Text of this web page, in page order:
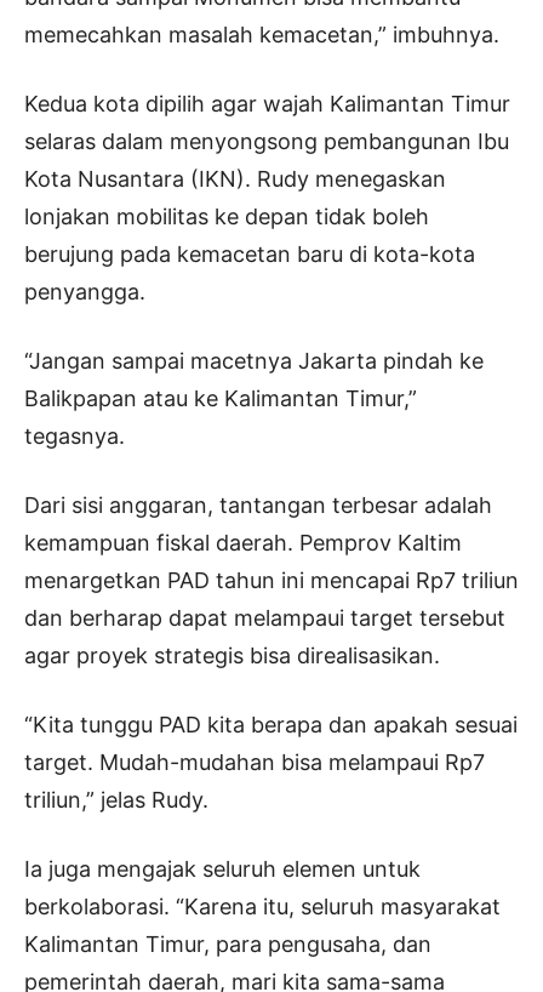
memecahkan masalah kemacetan,” imbuhnya.
Kedua kota dipilih agar wajah Kalimantan Timur
selaras dalam menyongsong pembangunan Ibu
Kota Nusantara (IKN). Rudy menegaskan
lonjakan mobilitas ke depan tidak boleh
berujung pada kemacetan baru di kota-kota
penyangga.
“Jangan sampai macetnya Jakarta pindah ke
Balikpapan atau ke Kalimantan Timur,”
tegasnya.
Dari sisi anggaran, tantangan terbesar adalah
kemampuan fiskal daerah. Pemprov Kaltim
menargetkan PAD tahun ini mencapai Rp7 triliun
dan berharap dapat melampaui target tersebut
agar proyek strategis bisa direalisasikan.
“Kita tunggu PAD kita berapa dan apakah sesuai
target. Mudah-mudahan bisa melampaui Rp7
triliun,” jelas Rudy.
Ia juga mengajak seluruh elemen untuk
berkolaborasi. “Karena itu, seluruh masyarakat
Kalimantan Timur, para pengusaha, dan
pemerintah daerah, mari kita sama-sama